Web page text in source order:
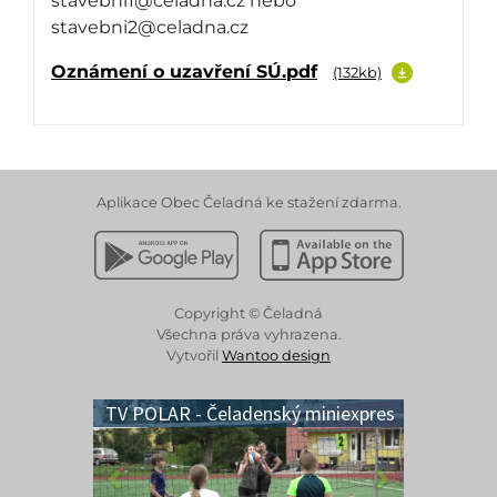
stavebni2@celadna.cz
Oznámení o uzavření SÚ.pdf (132kb)
Aplikace Obec Čeladná ke stažení zdarma.
Stáhnout z Google PlayStáhnout z Apple App
Copyright © Čeladná
Všechna práva vyhrazena.
Vytvořil Wantoo design